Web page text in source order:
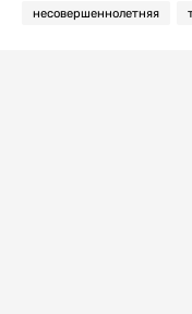
несовершеннолетняя